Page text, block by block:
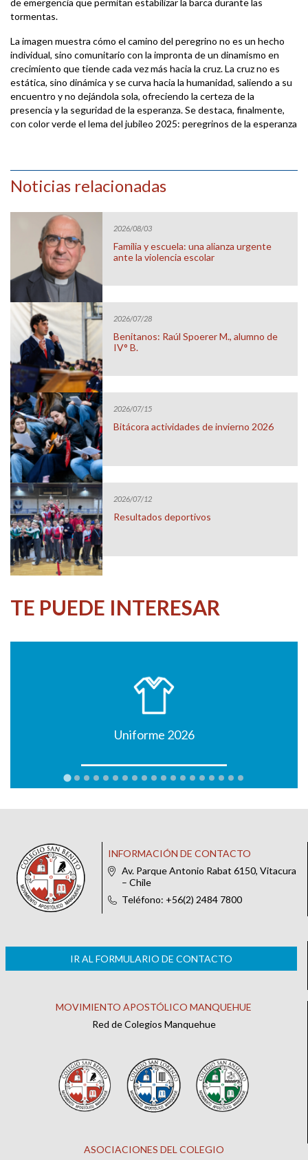
de emergencia que permitan estabilizar la barca durante las
tormentas.
La imagen muestra cómo el camino del peregrino no es un hecho
individual, sino comunitario con la impronta de un dinamismo en
crecimiento que tiende cada vez más hacia la cruz. La cruz no es
estática, sino dinámica y se curva hacia la humanidad, saliendo a su
encuentro y no dejándola sola, ofreciendo la certeza de la
presencia y la seguridad de la esperanza. Se destaca, finalmente,
con color verde el lema del jubileo 2025: peregrinos de la esperanza
Noticias relacionadas
2026/08/03
Familia y escuela: una alianza urgente
ante la violencia escolar
2026/07/28
Benitanos: Raúl Spoerer M., alumno de
IV° B.
2026/07/15
Bitácora actividades de invierno 2026
2026/07/12
Resultados deportivos
TE PUEDE INTERESAR
Uniforme 2026
INFORMACIÓN DE CONTACTO
Av. Parque Antonio Rabat 6150, Vitacura
– Chile
Teléfono: +56(2) 2484 7800
IR AL FORMULARIO DE CONTACTO
MOVIMIENTO APOSTÓLICO MANQUEHUE
Red de Colegios Manquehue
ASOCIACIONES DEL COLEGIO